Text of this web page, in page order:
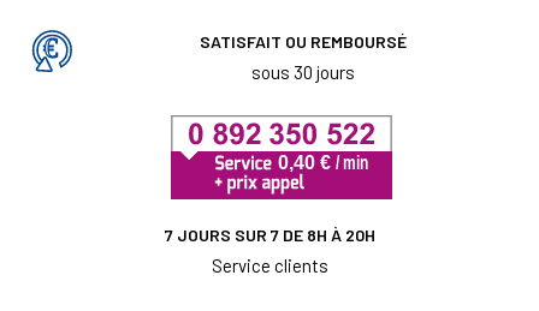
SATISFAIT OU REMBOURSÉ
sous 30 jours
7 JOURS SUR 7 DE 8H À 20H
Service clients